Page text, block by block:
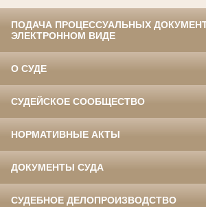
ПОДАЧА ПРОЦЕССУАЛЬНЫХ
ЭЛЕКТРОННОМ ВИДЕ
О СУДЕ
СУДЕЙСКОЕ СООБЩЕСТВО
НОРМАТИВНЫЕ АКТЫ
ДОКУМЕНТЫ СУДА
СУДЕБНОЕ ДЕЛОПРОИЗВОДСТВО